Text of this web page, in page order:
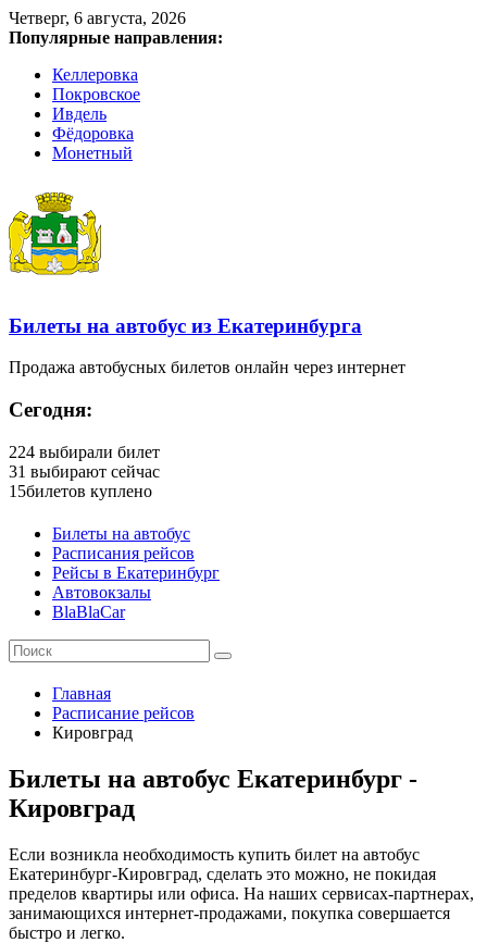
Четверг, 6 августа, 2026
Популярные направления:
Келлеровка
Покровское
Ивдель
Фёдоровка
Монетный
Билеты на автобус из Екатеринбурга
Продажа автобусных билетов онлайн через интернет
Сегодня:
224 выбирали билет
31 выбирают сейчас
15билетов куплено
Билеты на автобус
Расписания рейсов
Рейсы в Екатеринбург
Автовокзалы
BlaBlaCar
Главная
Расписание рейсов
Кировград
Билеты на автобус Екатеринбург -
Кировград
Если возникла необходимость купить билет на автобус
Екатеринбург-Кировград, сделать это можно, не покидая
пределов квартиры или офиса. На наших сервисах-партнерах,
занимающихся интернет-продажами, покупка совершается
быстро и легко.